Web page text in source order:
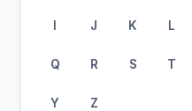
I J K L
Q R S T
Y Z